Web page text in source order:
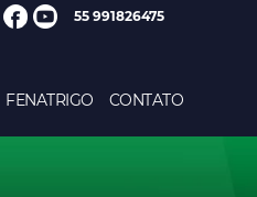
55 991826475
FENATRIGO CONTATO